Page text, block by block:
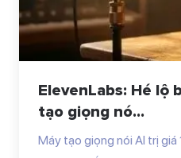
ElevenLabs: Hé lộ
tạo giọng nó...
Máy tạo giọng nói AI trị